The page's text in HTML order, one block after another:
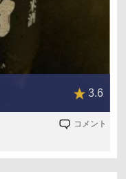
3.6
コメント